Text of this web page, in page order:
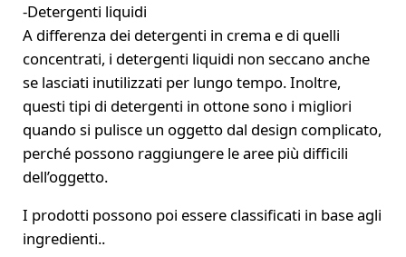
-Detergenti liquidi
A differenza dei detergenti in crema e di quelli
concentrati, i detergenti liquidi non seccano anche
se lasciati inutilizzati per lungo tempo. Inoltre,
questi tipi di detergenti in ottone sono i migliori
quando si pulisce un oggetto dal design complicato,
perché possono raggiungere le aree più difficili
dell’oggetto.
I prodotti possono poi essere classificati in base agli
ingredienti..